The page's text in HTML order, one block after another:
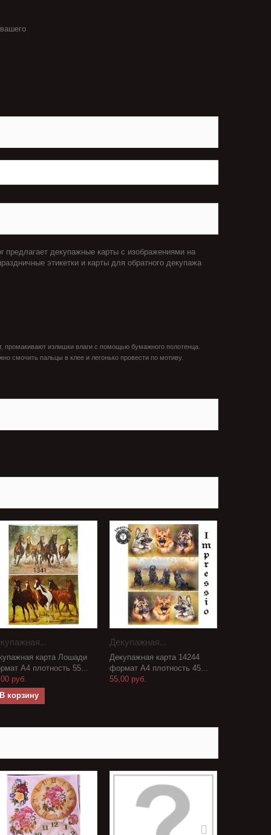
предлагает декупажные карты с изображениями на
этикетки и карты для обратного декупажа
промакивают излишки влаги с помощью бумажного полотенца.
смочить пальцы в клее и легонько провести по мотиву.
карта Лошади
А4 плотность 55...
руб.
В корзину
Декупажная...
Декупажная карта 14244
формат А4 плотность 45...
55,00 руб.